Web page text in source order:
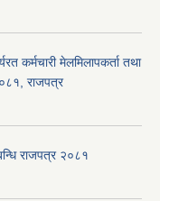
कर्मचारी मेलमिलापकर्ता तथा
राजपत्र
राजपत्र २०८१